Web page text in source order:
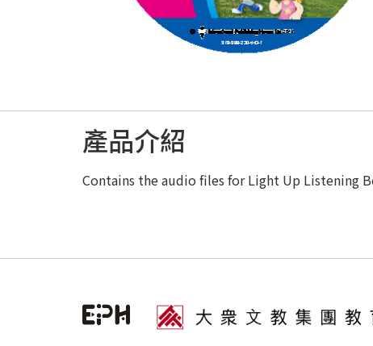
產品介紹
Contains the audio files for Light Up Listening